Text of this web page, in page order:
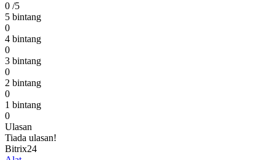
0 /5
5 bintang
0
4 bintang
0
3 bintang
0
2 bintang
0
1 bintang
0
Ulasan
Tiada ulasan!
Bitrix24